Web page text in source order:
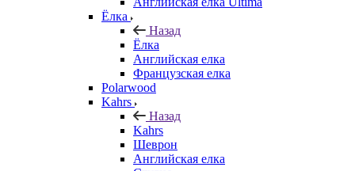
Ёлка
Назад
Ёлка
Английская елка
Французская елка
Polarwood
Kahrs
Назад
Kahrs
Шеврон
Английская елка